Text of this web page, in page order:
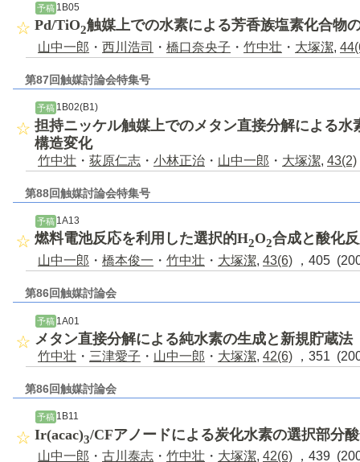
予稿1B05
Pd/TiO2触媒上での水素による芳香族塩素化合物
山中一郎 ・ 西川浩司 ・ 橋口奈央子 ・ 竹中壮 ・ 大塚潔,
第87回触媒討論会特集号
予稿 1B02(B1)
担持ニッケル触媒上でのメタン直接分解による水
構造変化
竹中壮 ・ 荻原仁志 ・ 小林正治 ・ 山中一郎 ・ 大塚潔, 43(2)
第88回触媒討論会特集号
予稿 1A13
燃料電池反応を利用した選択的H2O2合成と酸化
山中一郎 ・ 橋本俊一 ・ 竹中壮 ・ 大塚潔, 43(6) ，405
第86回触媒討論会
予稿 1A01
メタン直接分解による純水素の生成と新規貯蔵法
竹中壮 ・ 三津愛子 ・ 山中一郎 ・ 大塚潔, 42(6) ，351
第86回触媒討論会
予稿 1B11
Ir(acac)3/CFアノードによる炭化水素の選択部分
山中一郎 ・ 古川泰志 ・ 竹中壮 ・ 大塚潔, 42(6) ，439